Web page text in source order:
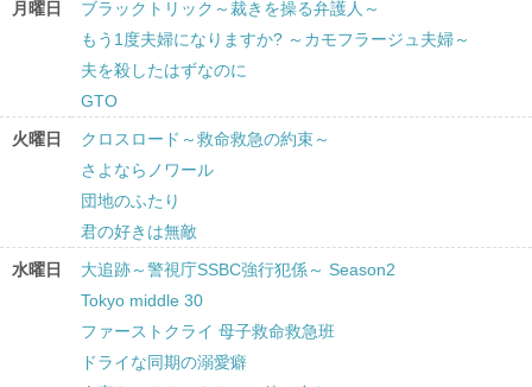
月曜日
ブラックトリック～裁きを操る弁護人～
もう1度夫婦になりますか? ～カモフラージュ夫婦～
夫を殺したはずなのに
GTO
火曜日
クロスロード～救命救急の約束～
さよならノワール
団地のふたり
君の好きは無敵
水曜日
大追跡～警視庁SSBC強行犯係～ Season2
Tokyo middle 30
ファーストクライ 母子救命救急班
ドライな同期の溺愛癖